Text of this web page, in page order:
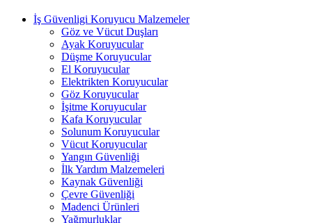
İş Güvenligi Koruyucu Malzemeler
Göz ve Vücut Duşları
Ayak Koruyucular
Düşme Koruyucular
El Koruyucular
Elektrikten Koruyucular
Göz Koruyucular
İşitme Koruyucular
Kafa Koruyucular
Solunum Koruyucular
Vücut Koruyucular
Yangın Güvenliği
İlk Yardım Malzemeleri
Kaynak Güvenliği
Çevre Güvenliği
Madenci Ürünleri
Yağmurluklar